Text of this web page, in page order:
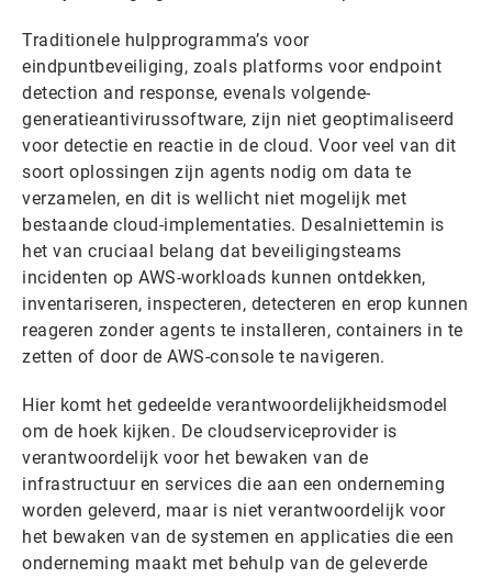
Traditionele hulpprogramma’s voor
eindpuntbeveiliging, zoals platforms voor endpoint
detection and response, evenals volgende-
generatieantivirussoftware, zijn niet geoptimaliseerd
voor detectie en reactie in de cloud. Voor veel van dit
soort oplossingen zijn agents nodig om data te
verzamelen, en dit is wellicht niet mogelijk met
bestaande cloud-implementaties. Desalniettemin is
het van cruciaal belang dat beveiligingsteams
incidenten op AWS-workloads kunnen ontdekken,
inventariseren, inspecteren, detecteren en erop kunnen
reageren zonder agents te installeren, containers in te
zetten of door de AWS-console te navigeren.
Hier komt het gedeelde verantwoordelijkheidsmodel
om de hoek kijken. De cloudserviceprovider is
verantwoordelijk voor het bewaken van de
infrastructuur en services die aan een onderneming
worden geleverd, maar is niet verantwoordelijk voor
het bewaken van de systemen en applicaties die een
onderneming maakt met behulp van de geleverde